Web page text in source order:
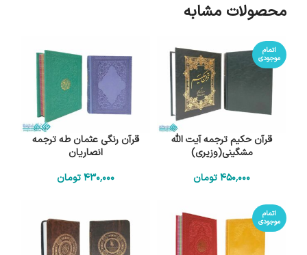
محصولات مشابه
اتمام
موجودی
قرآن حکیم ترجمه آیت الله
مشگینی(وزیری)
450٬000تومان
قرآن رنگی عثمان طه ترجمه
انصاریان
430٬000 تومان
اتمام
موجودی